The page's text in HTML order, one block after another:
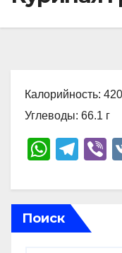
Калорийность:
Углеводы: 66.1 г
W
at
s
A
T
e
gr
a
Поиск